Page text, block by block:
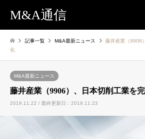
M&A通信
記事一覧 M&A最新ニュース
藤井産業（9906
化
M&A最新ニュース
藤井産業（9906）、日本切削工業を
2019.11.22 / 最終更新日：2019.11.23